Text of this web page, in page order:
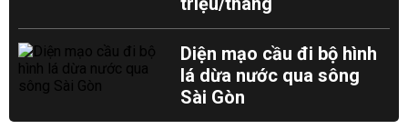
Diện mạo cầu đi bộ hình
lá dừa nước qua sông
Sài Gòn